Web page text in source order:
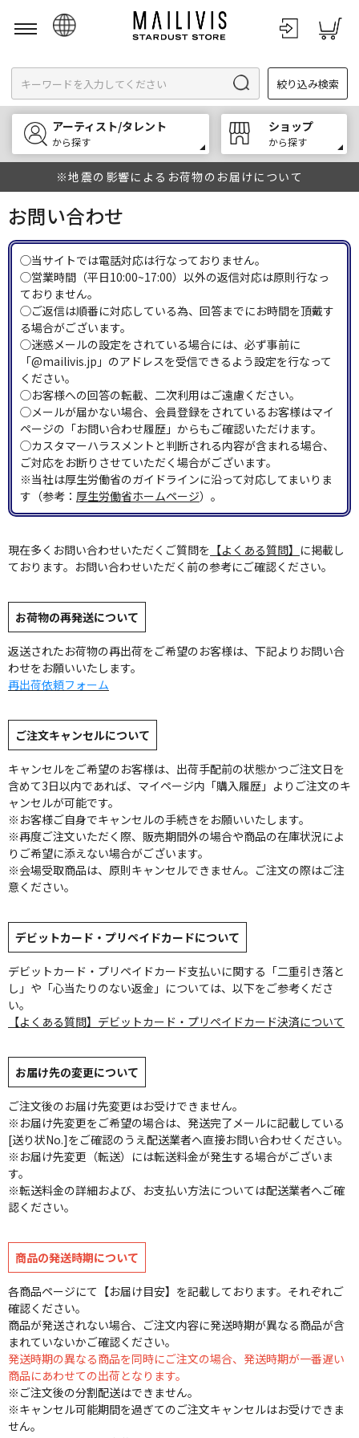
English
한국어
中文
絞り込み検索
アーティスト/タレント
から探す
ショップ
から探す
※地震の影響によるお荷物のお届けについて
お問い合わせ
◯当サイトでは電話対応は行なっておりません。
◯営業時間（平日10:00~17:00）以外の返信対応は原則行なっ
ておりません。
◯ご返信は順番に対応している為、回答までにお時間を頂戴す
る場合がございます。
◯迷惑メールの設定をされている場合には、必ず事前に
「@mailivis.jp」のアドレスを受信できるよう設定を行なって
ください。
◯お客様への回答の転載、二次利用はご遠慮ください。
◯メールが届かない場合、会員登録をされているお客様はマイ
ページの「お問い合わせ履歴」からもご確認いただけます。
◯カスタマーハラスメントと判断される内容が含まれる場合、
ご対応をお断りさせていただく場合がございます。
※当社は厚生労働省のガイドラインに沿って対応してまいりま
す（参考： 厚生労働省ホームページ）。
現在多くお問い合わせいただくご質問を 【よくある質問】 に掲載し
ております。お問い合わせいただく前の参考にご確認ください。
お荷物の再発送について
返送されたお荷物の再出荷をご希望のお客様は、下記よりお問い合
わせをお願いいたします。
再出荷依頼フォーム
ご注文キャンセルについて
キャンセルをご希望のお客様は、出荷手配前の状態かつご注文日を
含めて3日以内であれば、マイページ内「購入履歴」よりご注文のキ
ャンセルが可能です。
※お客様ご自身でキャンセルの手続きをお願いいたします。
※再度ご注文いただく際、販売期間外の場合や商品の在庫状況によ
りご希望に添えない場合がございます。
※会場受取商品は、原則キャンセルできません。ご注文の際はご注
意ください。
デビットカード・プリペイドカードについて
デビットカード・プリペイドカード支払いに関する「二重引き落と
し」や「心当たりのない返金」については、以下をご参考くださ
い。
【よくある質問】デビットカード・プリペイドカード決済について
お届け先の変更について
ご注文後のお届け先変更はお受けできません。
※お届け先変更をご希望の場合は、発送完了メールに記載している
[送り状No.]をご確認のうえ配送業者へ直接お問い合わせください。
※お届け先変更（転送）には転送料金が発生する場合がございま
す。
※転送料金の詳細および、お支払い方法については配送業者へご確
認ください。
商品の発送時期について
各商品ページにて【お届け目安】を記載しております。それぞれご
確認ください。
商品が発送されない場合、ご注文内容に発送時期が異なる商品が含
まれていないかご確認ください。
発送時期の異なる商品を同時にご注文の場合、発送時期が一番遅い
商品にあわせての出荷となります。
※ご注文後の分割配送はできません。
※キャンセル可能期間を過ぎてのご注文キャンセルはお受けできま
せん。